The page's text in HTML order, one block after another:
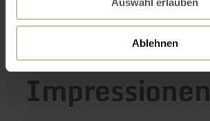
Ablehnen
Impressionen